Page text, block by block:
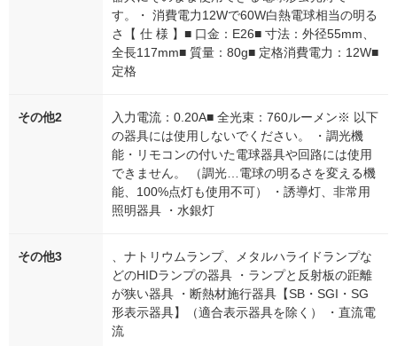
す。・ 消費電力12Wで60W白熱電球相当の明る
さ【 仕 様 】■ 口金：E26■ 寸法：外径55mm、
全長117mm■ 質量：80g■ 定格消費電力：12W■
定格
その他2
入力電流：0.20A■ 全光束：760ルーメン※ 以下
の器具には使用しないでください。 ・調光機
能・リモコンの付いた電球器具や回路には使用
できません。 （調光…電球の明るさを変える機
能、100%点灯も使用不可） ・誘導灯、非常用
照明器具 ・水銀灯
その他3
、ナトリウムランプ、メタルハライドランプな
どのHIDランプの器具 ・ランプと反射板の距離
が狭い器具 ・断熱材施行器具【SB・SGI・SG
形表示器具】（適合表示器具を除く） ・直流電
流